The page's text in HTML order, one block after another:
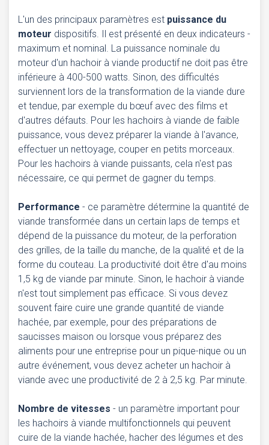
L'un des principaux paramètres est puissance du
moteur dispositifs. Il est présenté en deux indicateurs -
maximum et nominal. La puissance nominale du
moteur d'un hachoir à viande productif ne doit pas être
inférieure à 400-500 watts. Sinon, des difficultés
surviennent lors de la transformation de la viande dure
et tendue, par exemple du bœuf avec des films et
d'autres défauts. Pour les hachoirs à viande de faible
puissance, vous devez préparer la viande à l'avance,
effectuer un nettoyage, couper en petits morceaux.
Pour les hachoirs à viande puissants, cela n'est pas
nécessaire, ce qui permet de gagner du temps.
Performance - ce paramètre détermine la quantité de
viande transformée dans un certain laps de temps et
dépend de la puissance du moteur, de la perforation
des grilles, de la taille du manche, de la qualité et de la
forme du couteau. La productivité doit être d'au moins
1,5 kg de viande par minute. Sinon, le hachoir à viande
n'est tout simplement pas efficace. Si vous devez
souvent faire cuire une grande quantité de viande
hachée, par exemple, pour des préparations de
saucisses maison ou lorsque vous préparez des
aliments pour une entreprise pour un pique-nique ou un
autre événement, vous devez acheter un hachoir à
viande avec une productivité de 2 à 2,5 kg. Par minute.
Nombre de vitesses - un paramètre important pour
les hachoirs à viande multifonctionnels qui peuvent
cuire de la viande hachée, hacher des légumes et des